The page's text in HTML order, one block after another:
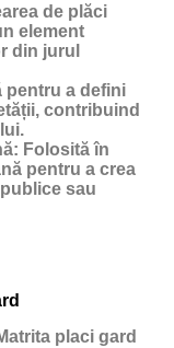
de plăci
element
din jurul
pentru a defini
contribuind
Folosită în
pentru a crea
sau
placi gard